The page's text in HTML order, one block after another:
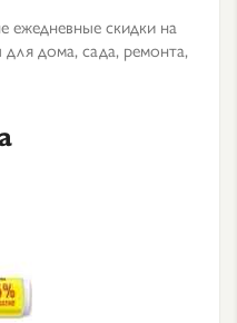
ежедневные скидки на
дома, сада, ремонта,